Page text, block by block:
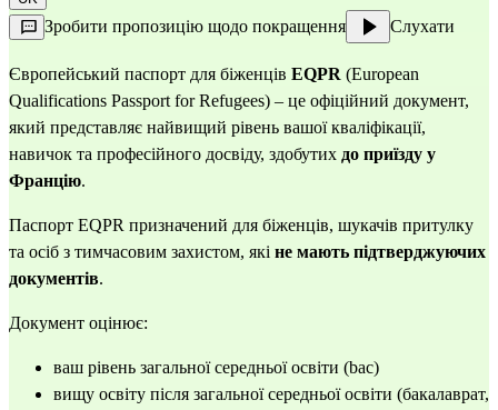
Зробити пропозицію щодо покращення Слухати
Європейський паспорт для біженців EQPR (European
Qualifications Passport for Refugees) – це офіційний документ,
який представляє найвищий рівень вашої кваліфікації,
навичок та професійного досвіду, здобутих до приїзду у
Францію.
Паспорт EQPR призначений для біженців, шукачів притулку
та осіб з тимчасовим захистом, які не мають підтверджуючих
документів.
Документ оцінює:
ваш рівень загальної середньої освіти (bac)
вищу освіту після загальної середньої освіти (бакалаврат,